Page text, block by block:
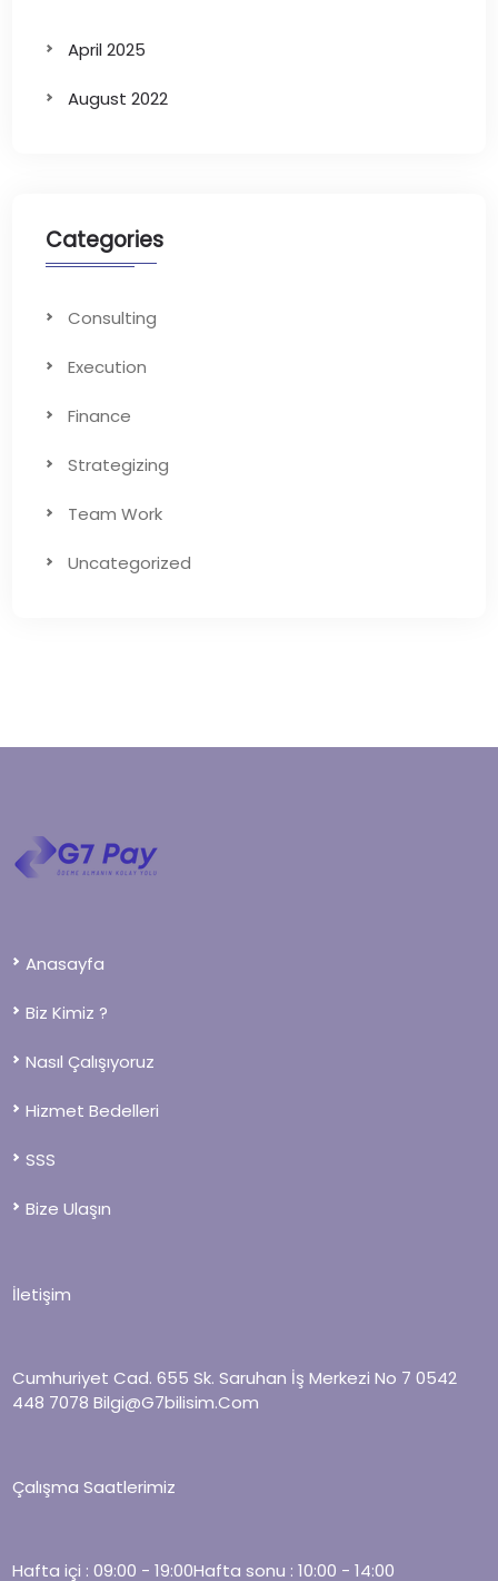
April 2025
August 2022
Categories
Consulting
Execution
Finance
Strategizing
Team Work
Uncategorized
Anasayfa
Biz Kimiz ?
Nasıl Çalışıyoruz
Hizmet Bedelleri
SSS
Bize Ulaşın
İletişim
Cumhuriyet Cad. 655 Sk. Saruhan İş Merkezi No 7 0542
448 7078 Bilgi@g7bilisim.com
Çalışma Saatlerimiz
Hafta içi : 09:00 - 19:00Hafta sonu : 10:00 - 14:00